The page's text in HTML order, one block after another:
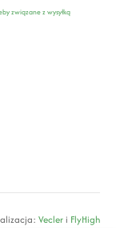
związane z wysyłką
Vecler i FlyHigh